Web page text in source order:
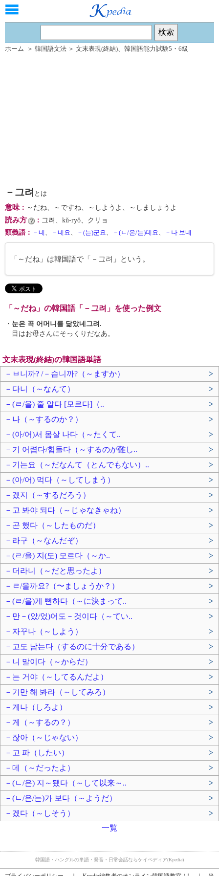
ホーム ＞ 韓国語文法 ＞ 文末表現(終結)、 韓国語能力試験5・6級
－그려 とは
意味： ～だね、～ですね、～しようよ、～しましょうよ
読み方 ： 그려、kŭ-ryŏ、クリョ
類義語 ： －네 、 －네요、 －(는)군요、 －(ㄴ/은/는)데요、 －나 보네
「～だね」は韓国語で「－그려」という。
「～だね」の韓国語「－그려」を使った例文
・ 눈은 꼭 어머니를 닮았네그려.
目はお母さんにそっくりだなあ。
文末表現(終結)の韓国語単語
－ㅂ니까? /－습니까?（～ますか）
>
－다니（～なんて）
>
－(ㄹ/을) 줄 알다 [모르다]（..
>
－나（～するのか？）
>
－(아/어)서 몸살 나다（～たくて..
>
－기 어렵다/힘들다（～するのが難し..
>
－기는요（～だなんて（とんでもない）..
>
－(아/어) 먹다（～してしまう）
>
－겠지（～するだろう）
>
－고 봐야 되다（～じゃなきゃね）
>
－곤 했다（～したものだ）
>
－라구（～なんだぞ）
>
－(ㄹ/을) 지(도) 모르다（～か..
>
－더라니（～だと思ったよ）
>
－ㄹ/을까요?（〜ましょうか？）
>
－(ㄹ/을)게 뻔하다（～に決まって..
>
－만－(았/었)어도－것이다（～てい..
>
－자꾸나（～しよう）
>
－고도 남는다（するのに十分である）
>
－니 말이다（～からだ）
>
－는 거야（～してるんだよ）
>
－기만 해 봐라（～してみろ）
>
－게나（しろよ）
>
－게（～するの？）
>
－잖아（～じゃない）
>
－고 파（したい）
>
－데（～だったよ）
>
－(ㄴ/은) 지～됐다（～して以来～..
>
－(ㄴ/은/는)가 보다（～ようだ）
>
－겠다（～しそう）
>
一覧
韓国語・ハングルの単語・発音・日常会話ならケイペディア(Kpedia)